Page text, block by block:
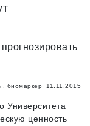
биомаркер 11.11.2015
Университета
ценность